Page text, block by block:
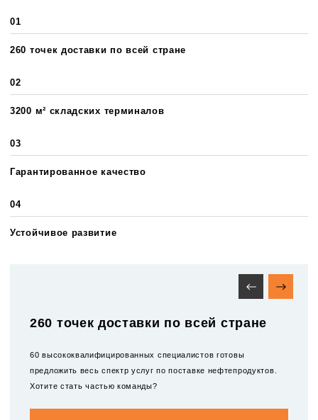
01
260 точек доставки по всей стране
02
3200 м² складских терминалов
03
Гарантированное качество
04
Устойчивое развитие
260 точек доставки по всей стране
60 высококвалифицированных специалистов готовы
предложить весь спектр услуг по поставке нефтепродуктов.
Хотите стать частью команды?